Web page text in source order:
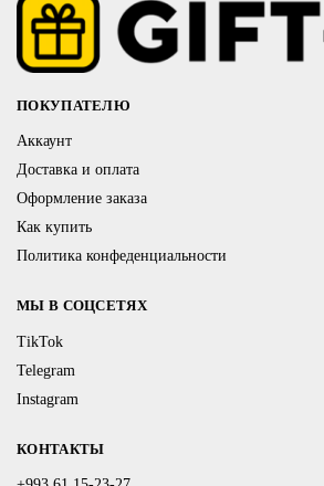
ПОКУПАТЕЛЮ
Аккаунт
Доставка и оплата
Оформление заказа
Как купить
Политика конфеденциальности
МЫ В СОЦСЕТЯХ
TikTok
Telegram
Instagram
КОНТАКТЫ